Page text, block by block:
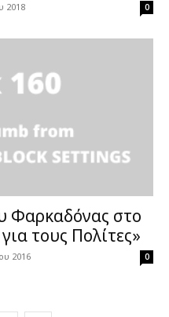
2018 0
Φαρκαδόνας στο
τους Πολίτες»
2016 0